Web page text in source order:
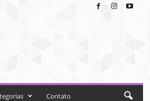
Contato